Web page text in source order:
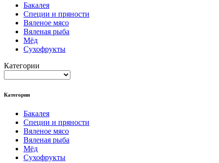
Бакалея
Специи и пряности
Вяленое мясо
Вяленая рыба
Мёд
Сухофрукты
Категории
Категории
Бакалея
Специи и пряности
Вяленое мясо
Вяленая рыба
Мёд
Сухофрукты